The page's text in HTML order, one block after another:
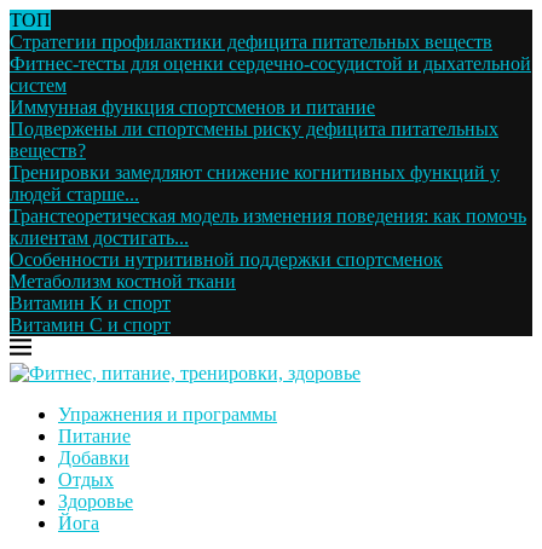
ТОП
Стратегии профилактики дефицита питательных веществ
Фитнес-тесты для оценки сердечно-сосудистой и дыхательной
систем
Иммунная функция спортсменов и питание
Подвержены ли спортсмены риску дефицита питательных
веществ?
Тренировки замедляют снижение когнитивных функций у
людей старше...
Транстеоретическая модель изменения поведения: как помочь
клиентам достигать...
Особенности нутритивной поддержки спортсменок
Метаболизм костной ткани
Витамин К и спорт
Витамин С и спорт
Упражнения и программы
Питание
Добавки
Отдых
Здоровье
Йога